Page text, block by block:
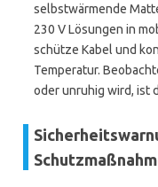
selbstwärmende
230 V Lösungen in
schütze Kabel und
Temperatur.
oder unruhig wird, ist